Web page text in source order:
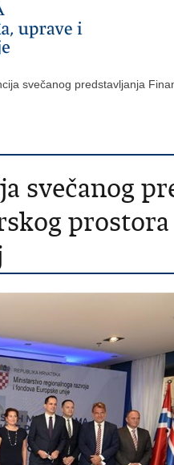
svečanog predstavljanja
svečanog